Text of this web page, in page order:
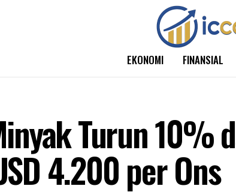
EKONOMI FINANSIAL
Turun 10%
4.200 per Ons